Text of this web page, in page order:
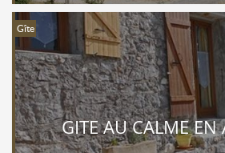
Gîte
GITE AU CALME